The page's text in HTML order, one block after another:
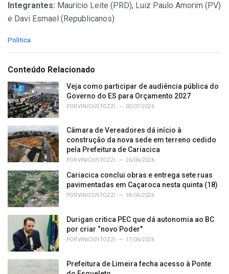
Integrantes: Maurício Leite (PRD), Luiz Paulo Amorim (PV)
e Davi Esmael (Republicanos)
C
e
o
r
i
e
:
Política
Conteúdo Relacionado
Veja como participar de audiência pública do
Governo do ES para Orçamento 2027
PORVINICIUS TOZZI 02/07/2026
Câmara de Vereadores dá início à
construção da nova sede em terreno cedido
pela Prefeitura de Cariacica
PORVINICIUS TOZZI 26/06/2026
Cariacica conclui obras e entrega sete ruas
pavimentadas em Caçaroca nesta quinta (18)
PORVINICIUS TOZZI 18/06/2026
Durigan critica PEC que dá autonomia ao BC
por criar “novo Poder"
PORVINICIUS TOZZI 17/06/2026
Prefeitura de Limeira fecha acesso à Ponte